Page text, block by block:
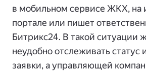
в мобильном сервисе ЖКХ, на
портале или пишет
Битрикс24. В такой ситуации
неудобно отслеживать статус
заявки, а управляющей